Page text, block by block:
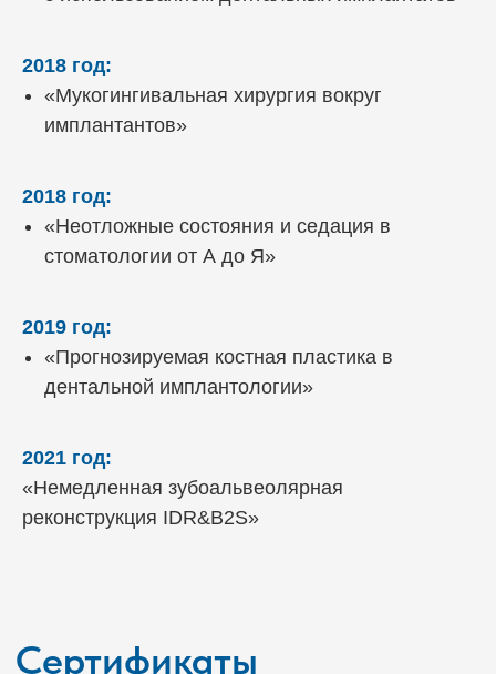
2018 год:
«Мукогингивальная хирургия вокруг
имплантантов»
2018 год:
«Неотложные состояния и седация в
стоматологии от А до Я»
2019 год:
«Прогнозируемая костная пластика в
дентальной имплантологии»
2021 год:
«Немедленная зубоальвеолярная
реконструкция IDR&B2S»